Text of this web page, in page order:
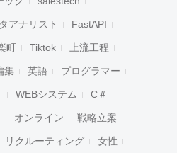
アナリスト FastAPI
町 Tiktok 上流工程
集 英語 プログラマー
WEBシステム C＃
オンライン 戦略立案
リクルーティング 女性